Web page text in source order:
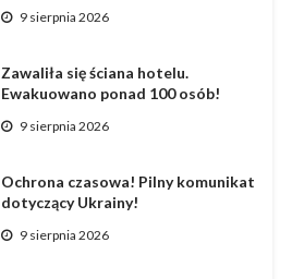
9 sierpnia 2026
Zawaliła się ściana hotelu.
Ewakuowano ponad 100 osób!
9 sierpnia 2026
Ochrona czasowa! Pilny komunikat
dotyczący Ukrainy!
9 sierpnia 2026